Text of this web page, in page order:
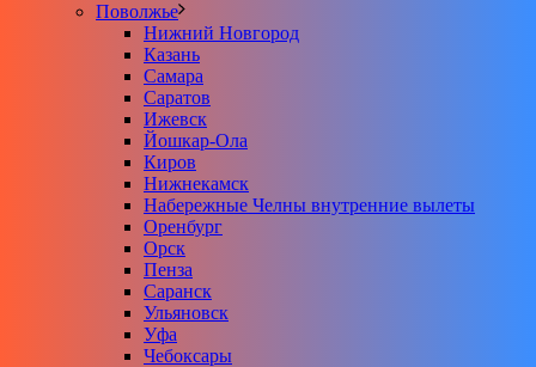
Поволжье
Нижний Новгород
Казань
Самара
Саратов
Ижевск
Йошкар-Ола
Киров
Нижнекамск
Набережные Челны внутренние вылеты
Оренбург
Орск
Пенза
Саранск
Ульяновск
Уфа
Чебоксары